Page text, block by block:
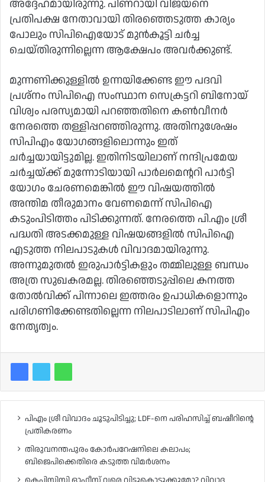
അദ്ദേഹമായിരുന്നു. പിണറായി വിജയനെ
പ്രതിപക്ഷ നേതാവായി തിരഞ്ഞെടുത്ത കാര്യം
പോലും സിപിഐയോട് മുൻകൂട്ടി ചർച്ച
ചെയ്തിരുന്നില്ലെന്ന ആക്ഷേപം അവർക്കുണ്ട്.
മുന്നണിക്കുള്ളിൽ ഉന്നയിക്കേണ്ട ഈ പദവി
പ്രശ്നം സിപിഐ സംസ്ഥാന സെക്രട്ടറി ബിനോയ്
വിശ്വം പരസ്യമായി പറഞ്ഞതിനെ കൺവീനർ
നേരത്തെ തള്ളിപ്പറഞ്ഞിരുന്നു. അതിനുശേഷം
സിപിഎം യോഗങ്ങളിലൊന്നും ഇത്
ചർച്ചയായിട്ടുമില്ല. ഇതിനിടയിലാണ് നന്ദിപ്രമേയ
ചർച്ചയ്ക്ക് മുന്നോടിയായി പാർലമെന്ററി പാർട്ടി
യോഗം ചേരണമെങ്കിൽ ഈ വിഷയത്തിൽ
അന്തിമ തീരുമാനം വേണമെന്ന് സിപിഐ
കടുംപിടിത്തം പിടിക്കുന്നത്. നേരത്തെ പി.എം ശ്രീ
പദ്ധതി അടക്കമുള്ള വിഷയങ്ങളിൽ സിപിഐ
എടുത്ത നിലപാടുകൾ വിവാദമായിരുന്നു.
അന്നുമുതൽ ഇരുപാർട്ടികളും തമ്മിലുള്ള ബന്ധം
അത്ര സുഖകരമല്ല. തിരഞ്ഞെടുപ്പിലെ കനത്ത
തോൽവിക്ക് പിന്നാലെ ഇത്തരം ഉപാധികളൊന്നും
പരിഗണിക്കേണ്ടതില്ലെന്ന നിലപാടിലാണ് സിപിഎം
നേതൃത്വം.
പിഎം ശ്രീ വിവാദം ചൂടുപിടിച്ചു; LDF-നെ പരിഹസിച്ച് ബഷീറിന്റെ
പ്രതികരണം
തിരുവനന്തപുരം കോർപറേഷനിലെ കലാപം;
ബിജെപിക്കെതിരെ കടുത്ത വിമർശനം